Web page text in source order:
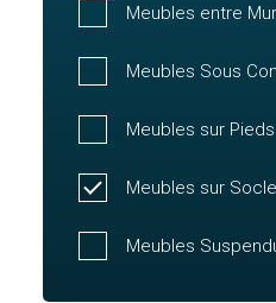
Meubles entre
Meubles Sous
Meubles sur
Meubles sur
Meubles